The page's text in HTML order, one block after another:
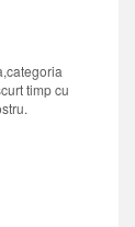
timp cu